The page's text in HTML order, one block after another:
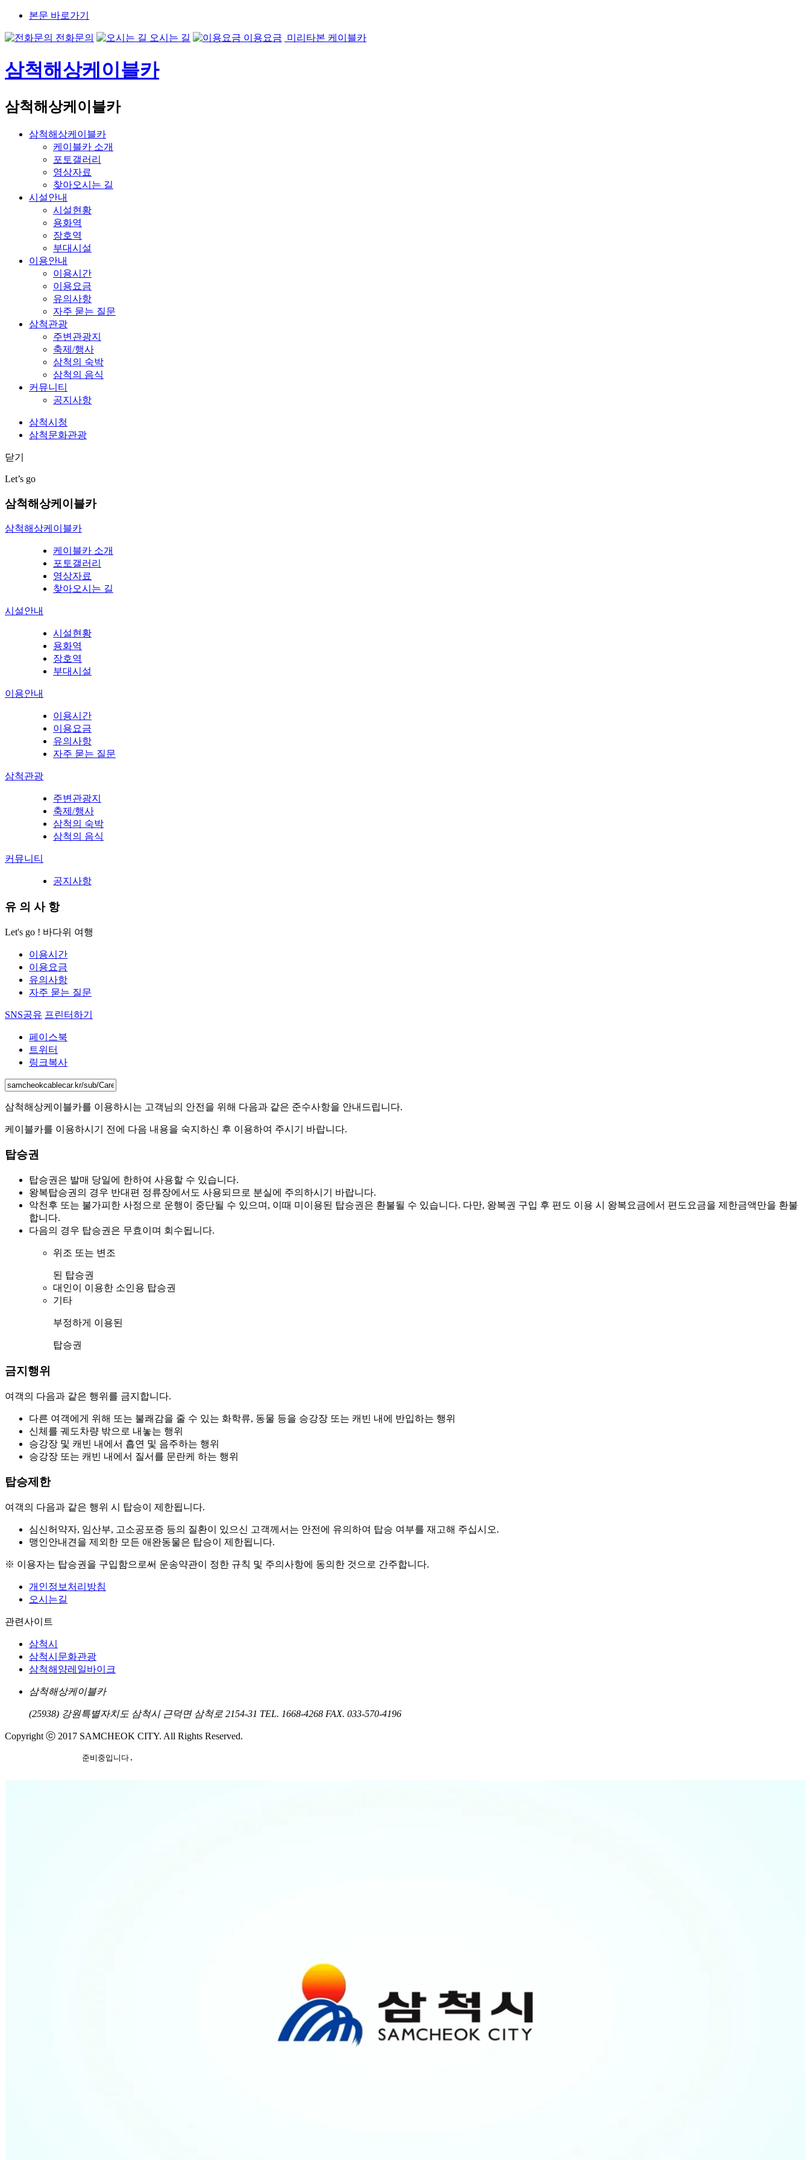
본문 바로가기
전화문의 오시는 길 이용요금 미리타본 케이블카
삼척해상케이블카
삼척해상케이블카
삼척해상케이블카
케이블카 소개
포토갤러리
영상자료
찾아오시는 길
시설안내
시설현황
용화역
장호역
부대시설
이용안내
이용시간
이용요금
유의사항
자주 묻는 질문
삼척관광
주변관광지
축제/행사
삼척의 숙박
삼척의 음식
커뮤니티
공지사항
삼척시청
삼척문화관광
닫기
Let’s go
삼척해상케이블카
삼척해상케이블카
케이블카 소개
포토갤러리
영상자료
찾아오시는 길
시설안내
시설현황
용화역
장호역
부대시설
이용안내
이용시간
이용요금
유의사항
자주 묻는 질문
삼척관광
주변관광지
축제/행사
삼척의 숙박
삼척의 음식
커뮤니티
공지사항
유 의 사 항
Let's go ! 바다위 여행
이용시간
이용요금
유의사항
자주 묻는 질문
SNS공유 프린터하기
페이스북
트위터
링크복사
삼척해상케이블카를 이용하시는 고객님의 안전을 위해 다음과 같은 준수사항을 안내드립니다.
케이블카를 이용하시기 전에 다음 내용을 숙지하신 후 이용하여 주시기 바랍니다.
탑승권
탑승권은 발매 당일에 한하여 사용할 수 있습니다.
왕복탑승권의 경우 반대편 정류장에서도 사용되므로 분실에 주의 하시기 바랍니다.
악천후 또는 불가피한 사정으로 운행이 중단될 수 있으며, 이때 미이용된 탑승권은 환불될 수 있습니다. 다만, 왕복권 구입 후 편도 이용 시 왕복요금에서 편도요금을 제한금액만을 환불
합니다.
다음의 경우 탑승권은 무효이며 회수됩니다.
위조 또는 변조
된 탑승권
대인이 이용한 소인용 탑승권
기타
부정하게 이용된
탑승권
금지행위
여객의 다음과 같은 행위를 금지합니다.
다른 여객에게 위해 또는 불쾌감을 줄 수 있는 화학류, 동물 등을 승강장 또는 캐빈 내에 반입하는 행위
신체를 궤도차량 밖으로 내놓는 행위
승강장 및 캐빈 내에서 흡연 및 음주하는 행위
승강장 또는 캐빈 내에서 질서를 문란케 하는 행위
탑승제한
여객의 다음과 같은 행위 시 탑승이 제한됩니다.
심신허약자, 임산부, 고소공포증 등의 질환이 있으신 고객께서는 안전에 유의하여 탑승 여부를 재고해 주십시오.
맹인안내견을 제외한 모든 애완동물은 탑승이 제한됩니다.
※ 이용자는 탑승권을 구입함으로써 운송약관이 정한 규칙 및 주의사항에 동의한 것으로 간주합니다.
개인정보처리방침
오시는길
관련사이트
삼척시
삼척시문화관광
삼척해양레일바이크
삼척해상케이블카
(25938) 강원특별자치도 삼척시 근덕면 삼척로 2154-31 TEL. 1668-4268 FAX. 033-570-4196
Copyright ⓒ 2017 SAMCHEOK CITY. All Rights Reserved.